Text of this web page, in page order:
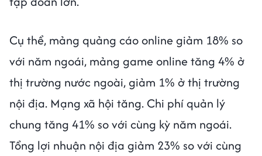
Cụ thể, mảng quảng cáo online giảm 18% so
với năm ngoái, mảng game online tăng 4% ở
thị trường nước ngoài, giảm 1% ở thị trường
nội địa. Mạng xã hội tăng. Chi phí quản lý
chung tăng 41% so với cùng kỳ năm ngoái.
Tổng lợi nhuận nội địa giảm 23% so với cùng